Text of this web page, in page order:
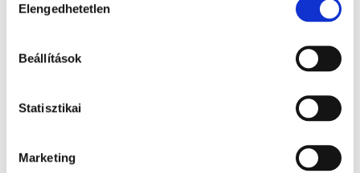
kiválasztása
Elengedhetetlen
Beállítások
Statisztikai
Marketing